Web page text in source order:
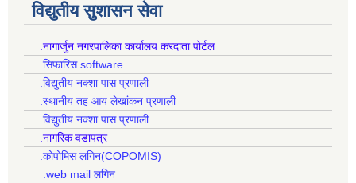
विद्युतीय सुशासन सेवा
.नागार्जुन नगरपालिका कार्यालय करदाता पोर्टल
.सिफारिस software
.विद्युतीय नक्शा पास प्रणाली
.स्थानीय तह आय लेखांकन प्रणाली
.विद्युतीय नक्शा पास प्रणाली
.नागरिक वडापत्र
.कोपोमिस लगिन(COPOMIS)
.web mail लगिन